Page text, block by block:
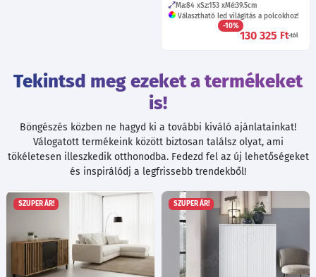
Ma:84 Sz:153 Mé:39.5cm
Választható led világítás a polcokhoz!
-10%
130 325 Ft-tól
Tekintsd meg ezeket a termékeket
is!
Böngészés közben ne hagyd ki a további kiváló ajánlatainkat!
Válogatott termékeink között biztosan találsz olyat, ami
tökéletesen illeszkedik otthonodba. Fedezd fel az új lehetőségeket
és inspirálódj a legfrissebb trendekből!
SZUPER ÁR! SZUPER ÁR!